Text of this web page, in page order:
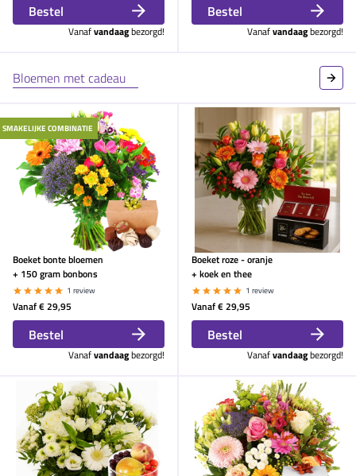
Bestel
Vanafvandaagbezorgd!
Bestel
Vanafvandaagbezorgd!
Bloemen met cadeau
SMAKELIJKE COMBINATIE
Boeket bonte bloemen
+ 150 gram bonbons
1 review
Vanaf€ 29,95
Bestel
Vanafvandaagbezorgd!
Boeket roze - oranje
+ koek en thee
1 review
Vanaf€ 29,95
Bestel
Vanafvandaagbezorgd!